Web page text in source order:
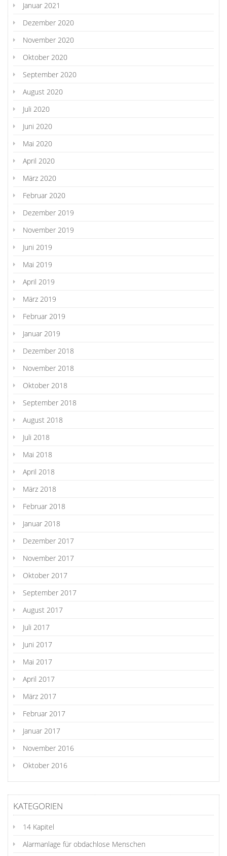
Januar 2021
Dezember 2020
November 2020
Oktober 2020
September 2020
August 2020
Juli 2020
Juni 2020
Mai 2020
April 2020
März 2020
Februar 2020
Dezember 2019
November 2019
Juni 2019
Mai 2019
April 2019
März 2019
Februar 2019
Januar 2019
Dezember 2018
November 2018
Oktober 2018
September 2018
August 2018
Juli 2018
Mai 2018
April 2018
März 2018
Februar 2018
Januar 2018
Dezember 2017
November 2017
Oktober 2017
September 2017
August 2017
Juli 2017
Juni 2017
Mai 2017
April 2017
März 2017
Februar 2017
Januar 2017
November 2016
Oktober 2016
KATEGORIEN
14 Kapitel
Alarmanlage für obdachlose Menschen